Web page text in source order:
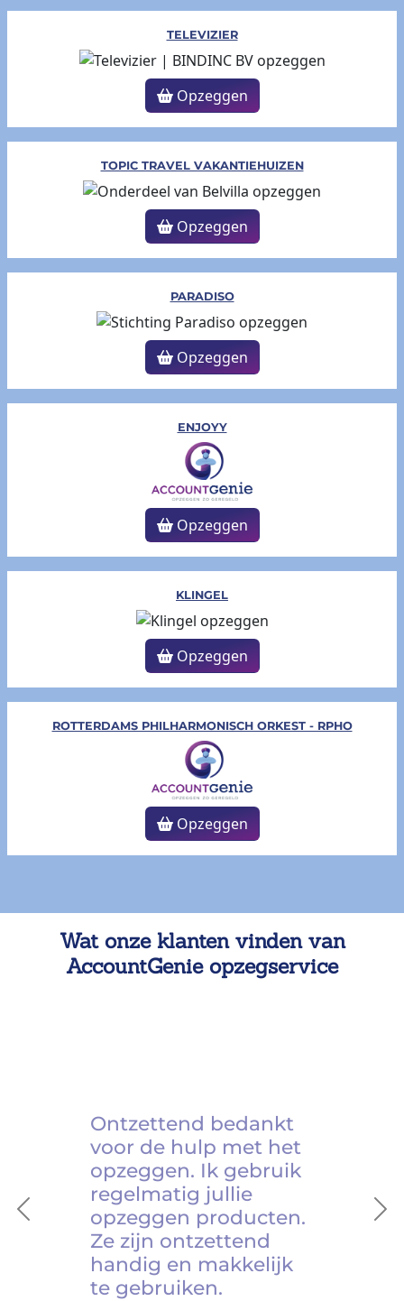
TELEVIZIER
Opzeggen
TOPIC TRAVEL VAKANTIEHUIZEN
Opzeggen
PARADISO
Opzeggen
ENJOYY
Opzeggen
KLINGEL
Opzeggen
ROTTERDAMS PHILHARMONISCH ORKEST - RPHO
Opzeggen
Wat onze klanten vinden van
AccountGenie opzegservice
Previous
Ontzettend bedankt
voor de hulp met het
opzeggen. Ik gebruik
regelmatig jullie
opzeggen producten.
Ze zijn ontzettend
handig en makkelijk
te gebruiken.